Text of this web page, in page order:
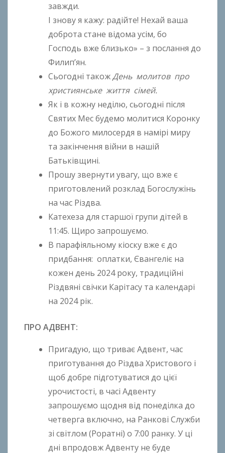
k
h
o
k
o
завжди.
І знову я кажу: радійте! Нехай ваша
доброта стане відома усім, бо
Господь вже близько» – з послання до
Филип’ян.
Сьогодні такожДень молитов про
християнське життя сімей.
Як і в кожну неділю, сьогодні після
Святих Мес будемо молитися Коронку
до Божого милосердя в намірі миру
та закінчення війни в нашій
Батьківщині.
Прошу звернути увагу, що вже є
приготовлений розклад Богослужінь
на час Різдва.
Катехеза для старшої групи дітей в
11:45. Щиро запрошуємо.
В парафіяльному кіоску вже є до
придбання: оплатки, Євангеліє на
кожен день 2024 року, традиційні
Різдвяні свічки Карітасу та календарі
на 2024 рік.
ПРО АДВЕНТ:
Пригадую, що триває Адвент, час
приготування до Різдва Христового і
щоб добре підготуватися до цієї
урочистості, в часі Адвенту
запрошуємо щодня від понеділка до
четверга включно, на Ранкові Служби
зі світлом (Роратні) о 7:00 ранку. У ці
дні впродовж Адвенту не буде